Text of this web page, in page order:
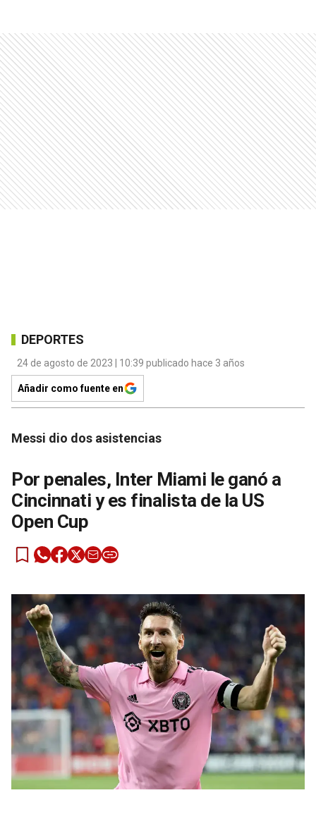
DEPORTES
24 de agosto de 2023 | 10:39 publicado hace 3 años
Añadir como fuente en
Messi dio dos asistencias
Por penales, Inter Miami le ganó a
Cincinnati y es finalista de la US
Open Cup